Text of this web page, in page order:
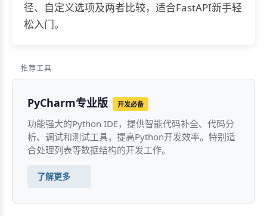
径、自定义选项及两者比较，适合FastAPI新手轻
松入门。
推荐工具
PyCharm专业版 开发必备
功能强大的Python IDE，提供智能代码补全、代码分
析、调试和测试工具，提高Python开发效率。特别适
合处理列表等数据结构的开发工作。
了解更多